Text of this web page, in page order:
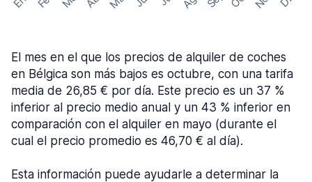
El mes en el que los precios de alquiler de coches
en Bélgica son más bajos es octubre, con una tarifa
media de 26,85 € por día. Este precio es un 37 %
inferior al precio medio anual y un 43 % inferior en
comparación con el alquiler en mayo (durante el
cual el precio promedio es 46,70 € al día).
Esta información puede ayudarle a determinar la